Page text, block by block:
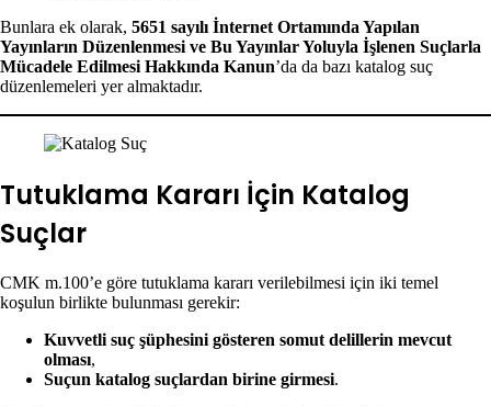
Bunlara ek olarak, 5651 sayılı İnternet Ortamında Yapılan
Yayınların Düzenlenmesi ve Bu Yayınlar Yoluyla İşlenen Suçlarla
Mücadele Edilmesi Hakkında Kanun’da da bazı katalog suç
düzenlemeleri yer almaktadır.
Tutuklama Kararı İçin Katalog
Suçlar
CMK m.100’e göre tutuklama kararı verilebilmesi için iki temel
koşulun birlikte bulunması gerekir:
Kuvvetli suç şüphesini gösteren somut delillerin mevcut
olması,
Suçun katalog suçlardan birine girmesi.